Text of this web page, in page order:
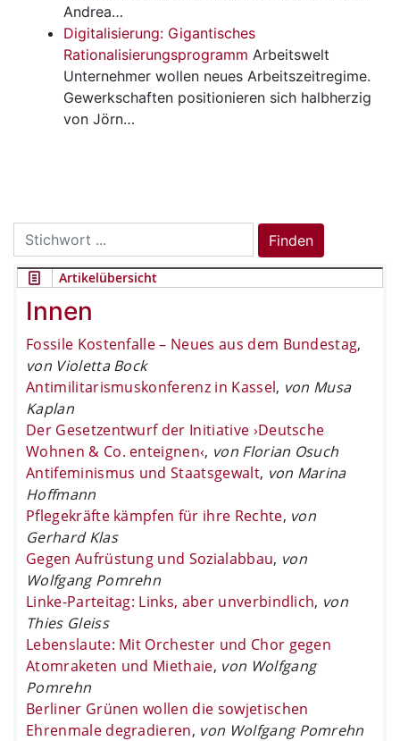
Andrea…
Digitalisierung: Gigantisches
Rationalisierungsprogramm Arbeitswelt
Unternehmer wollen neues Arbeitszeitregime.
Gewerkschaften positionieren sich halbherzig
von Jörn…
Search
for:
Finden
Artikelübersicht
Innen
Fossile Kostenfalle – Neues aus dem Bundestag,
von Violetta Bock
Antimilitarismuskonferenz in Kassel, von Musa
Kaplan
Der Gesetzentwurf der Initiative ›Deutsche
Wohnen & Co. enteignen‹, von Florian Osuch
Antifeminismus und Staatsgewalt, von Marina
Hoffmann
Pflegekräfte kämpfen für ihre Rechte, von
Gerhard Klas
Gegen Aufrüstung und Sozialabbau, von
Wolfgang Pomrehn
Linke-Parteitag: Links, aber unverbindlich, von
Thies Gleiss
Lebenslaute: Mit Orchester und Chor gegen
Atomraketen und Miethaie, von Wolfgang
Pomrehn
Berliner Grünen wollen die sowjetischen
Ehrenmale degradieren, von Wolfgang Pomrehn